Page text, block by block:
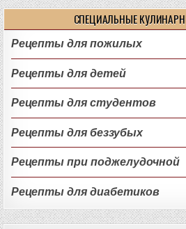
СПЕЦИАЛЬНЫЕ
Рецепты для пожилых
Рецепты для детей
Рецепты для студентов
Рецепты для беззубых
Рецепты при поджелудочной
Рецепты для диабетиков